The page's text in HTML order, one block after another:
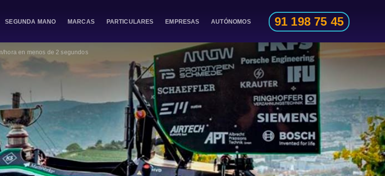
SEGUNDA MANO MARCAS PARTICULARES EMPRESAS AUTÓNOMOS 91 198 75 45
hora en menos de 2 segundos